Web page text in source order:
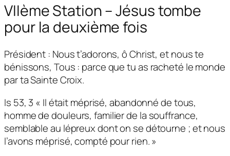
VIIème Station – Jésus tombe
pour la deuxième fois
Président : Nous t’adorons, ô Christ, et nous te
bénissons, Tous : parce que tu as racheté le monde
par ta Sainte Croix.
Is 53, 3 « Il était méprisé, abandonné de tous,
homme de douleurs, familier de la souffrance,
semblable au lépreux dont on se détourne ; et nous
l’avons méprisé, compté pour rien. »